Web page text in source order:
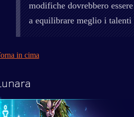
modifiche dovrebbero
a equilibrare meglio i
in cima